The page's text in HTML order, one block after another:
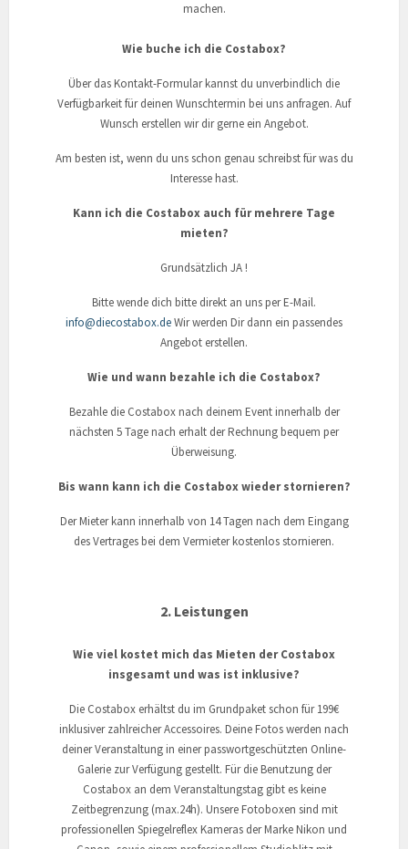
machen.
Wie buche ich die Costabox?
Über das Kontakt-Formular kannst du unverbindlich die
Verfügbarkeit für deinen Wunschtermin bei uns anfragen. Auf
Wunsch erstellen wir dir gerne ein Angebot.
Am besten ist, wenn du uns schon genau schreibst für was du
Interesse hast.
Kann ich die Costabox auch für mehrere Tage
mieten?
Grundsätzlich JA !
Bitte wende dich bitte direkt an uns per E-Mail.
info@diecostabox.deWir werden Dir dann ein passendes
Angebot erstellen.
Wie und wann bezahle ich die Costabox?
Bezahle die Costabox nach deinem Event innerhalb der
nächsten 5 Tage nach erhalt der Rechnung bequem per
Überweisung.
Bis wann kann ich die Costabox wieder stornieren?
Der Mieter kann innerhalb von 14 Tagen nach dem Eingang
des Vertrages bei dem Vermieter kostenlos stornieren.
2. Leistungen
Wie viel kostet mich das Mieten der Costabox
insgesamt und was ist inklusive?
Die Costabox erhältst du im Grundpaket schon für 199€
inklusiver zahlreicher Accessoires. Deine Fotos werden nach
deiner Veranstaltung in einer passwortgeschützten Online-
Galerie zur Verfügung gestellt. Für die Benutzung der
Costabox an dem Veranstaltungstag gibt es keine
Zeitbegrenzung (max.24h). Unsere Fotoboxen sind mit
professionellen Spiegelreflex Kameras der Marke Nikon und